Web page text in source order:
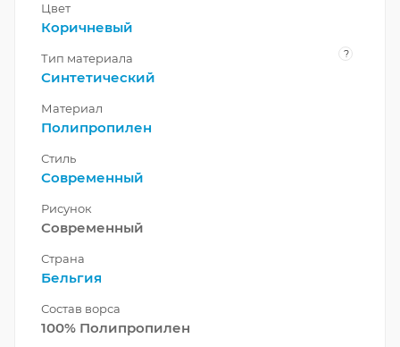
Цвет
Коричневый
Тип материала ?
Синтетический
Материал
Полипропилен
Стиль
Современный
Рисунок
Современный
Страна
Бельгия
Состав ворса
100% Полипропилен